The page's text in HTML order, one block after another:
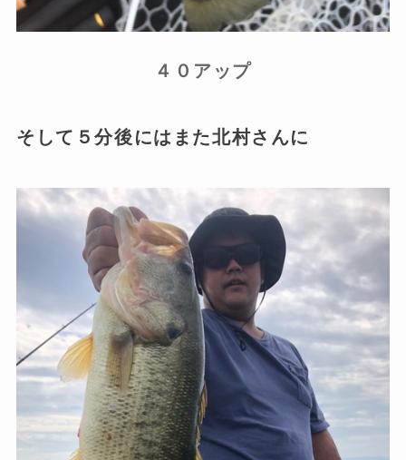
４０アップ
そして５分後にはまた北村さんに